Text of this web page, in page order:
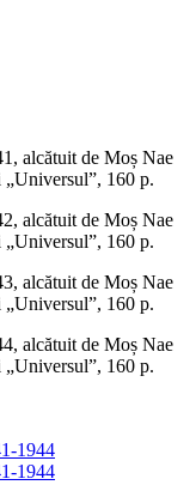
alcătuit de Moș Nae
160 p.
alcătuit de Moș Nae
160 p.
alcătuit de Moș Nae
160 p.
alcătuit de Moș Nae
160 p.